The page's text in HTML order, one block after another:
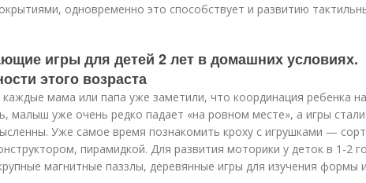
одновременно это способствует и развитию
игры для детей 2 лет в домашних условиях.
этого возраста
каждые мама или папа уже заметили, что координация ребенка
малыш уже очень редко падает «на ровном месте», а игры
Уже самое время познакомить кроху с игрушками —
пирамидкой. Для развития моторики у деток в 1-2
магнитные паззлы, деревянные игры для изучения формы